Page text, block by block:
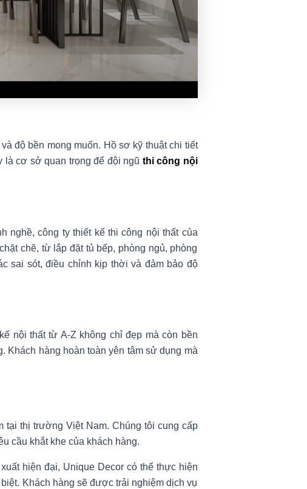
độ bền mong muốn. Hồ sơ kỹ thuật chi tiết
là cơ sở quan trọng để đội ngũ thi công nội
nghề, công ty thiết kế thi công nội thất của
chẽ, từ lắp đặt tủ bếp, phòng ngủ, phòng
sai sót, điều chỉnh kịp thời và đảm bảo độ
nội thất từ A-Z không chỉ đẹp mà còn bền
Khách hàng hoàn toàn yên tâm sử dụng mà
tại thị trường Việt Nam. Chúng tôi cung cấp
cầu khắt khe của khách hàng.
hiện đại, Unique Decor có thể thực hiện
Khách hàng sẽ được trải nghiệm dịch vụ